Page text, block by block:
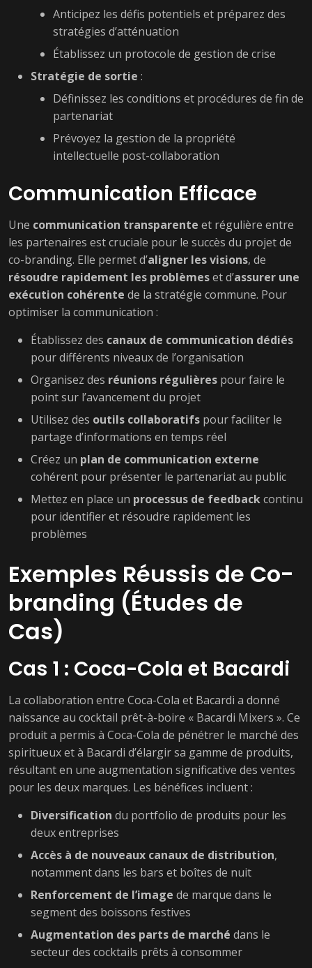
Anticipez les défis potentiels et préparez des
stratégies d’atténuation
Établissez un protocole de gestion de crise
Stratégie de sortie :
Définissez les conditions et procédures de fin de
partenariat
Prévoyez la gestion de la propriété
intellectuelle post-collaboration
Communication Efficace
Une communication transparente et régulière entre
les partenaires est cruciale pour le succès du projet de
co-branding. Elle permet d’aligner les visions, de
résoudre rapidement les problèmeset d’assurer une
exécution cohérente de la stratégie commune. Pour
optimiser la communication :
Établissez des canaux de communication dédiés
pour différents niveaux de l’organisation
Organisez des réunions régulières pour faire le
point sur l’avancement du projet
Utilisez des outils collaboratifs pour faciliter le
partage d’informations en temps réel
Créez un plan de communication externe
cohérent pour présenter le partenariat au public
Mettez en place un processus de feedbackcontinu
pour identifier et résoudre rapidement les
problèmes
Exemples Réussis de Co-
branding (Études de
Cas)
Cas 1 : Coca-Cola et Bacardi
La collaboration entre Coca-Cola et Bacardi a donné
naissance au cocktail prêt-à-boire « Bacardi Mixers ». Ce
produit a permis à Coca-Cola de pénétrer le marché des
spiritueux et à Bacardi d’élargir sa gamme de produits,
résultant en une augmentation significative des ventes
pour les deux marques. Les bénéfices incluent :
Diversification du portfolio de produits pour les
deux entreprises
Accès à de nouveaux canaux de distribution,
notamment dans les bars et boîtes de nuit
Renforcement de l’image de marque dans le
segment des boissons festives
Augmentation des parts de marché dans le
secteur des cocktails prêts à consommer